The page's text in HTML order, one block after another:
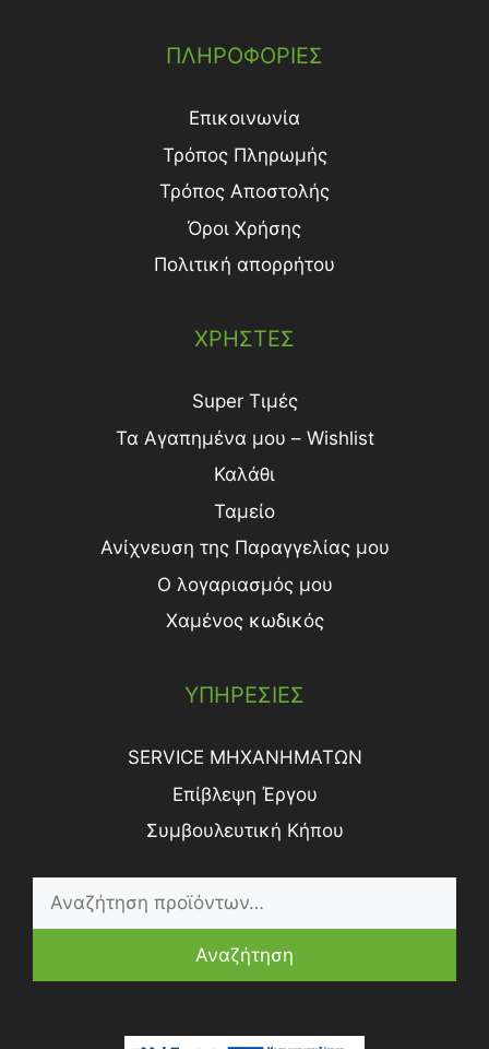
ΠΛΗΡΟΦΟΡΙΕΣ
Επικοινωνία
Τρόπος Πληρωμής
Τρόπος Aποστολής
Όροι Χρήσης
Πολιτική απορρήτου
ΧΡΗΣΤΕΣ
Super Τιμές
Τα Αγαπημένα μου – Wishlist
Καλάθι
Ταμείο
Ανίχνευση της Παραγγελίας μου
Ο λογαριασμός μου
Χαμένος κωδικός
ΥΠΗΡΕΣΙΕΣ
SERVICE ΜΗΧΑΝΗΜΑΤΩΝ
Επίβλεψη Έργου
Συμβουλευτική Κήπου
Αναζήτηση